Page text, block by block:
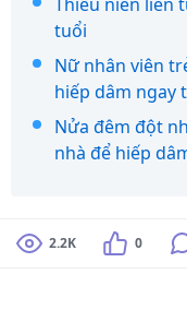
tuổi
Nữ nhân viên
hiếp dâm ngay
Nửa đêm đột
nhà để hiếp
2.2K 0